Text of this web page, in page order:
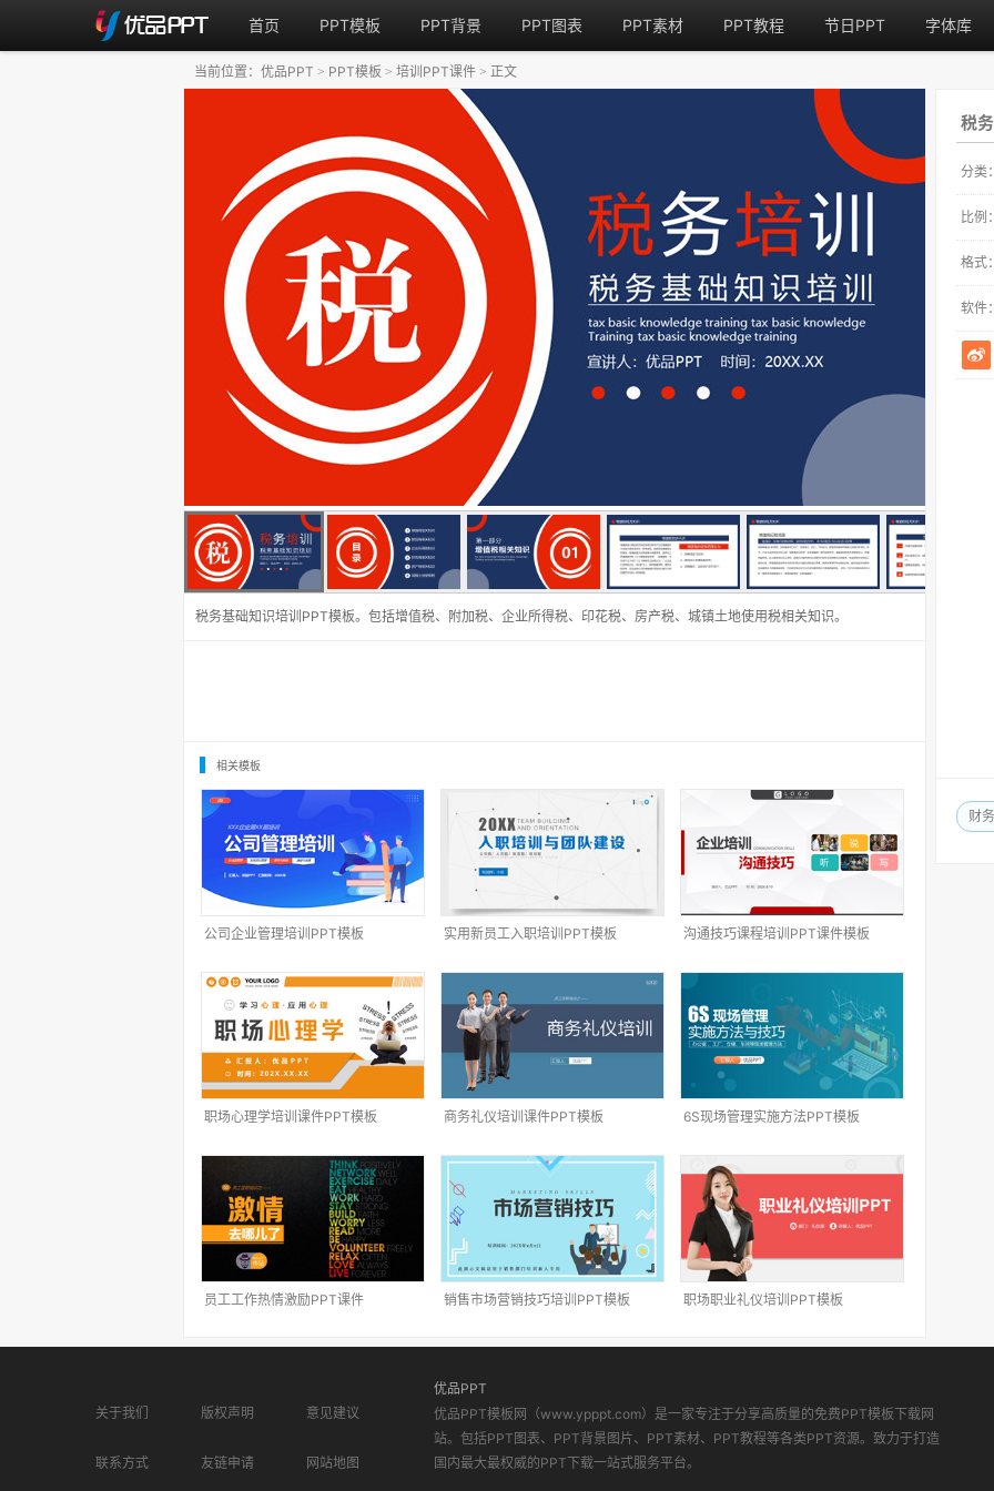
首页 PPT模板 PPT背景 PPT图表 PPT素材 PPT教程 节日PPT 字体库
税
分类：
比例：
格式：
软件：
财
税务基础知识培训PPT模板。包括增值税、附加税、企业所得税、印花税、房产税、城镇土地使用税相关知识。
当前位置： 优品PPT > PPT模板 > 培训PPT课件 > 正文
相关模板
公司企业管理培训PPT模板 实用新员工入职培训PPT模板 沟通技巧课程培训PPT课件模板
职场心理学培训课件PPT模板 商务礼仪培训课件PPT模板 6S现场管理实施方法PPT模板
员工工作热情激励PPT课件 销售市场营销技巧培训PPT模板 职场职业礼仪培训PPT模板
关于我们 版权声明 意见建议
联系方式 友链申请 网站地图
优品PPT
优品PPT模板网（www.ypppt.com）是一家专注于分享高质量的免费PPT模板下载网
站。包括PPT图表、PPT背景图片、PPT素材、PPT教程等各类PPT资源。致力于打造
国内最大最权威的PPT下载一站式服务平台。